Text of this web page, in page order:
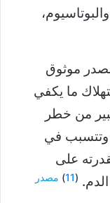
واحدة عام 2017 ، مصدر موثوق
ما يكفي
من خطر
وتتسبب في
على
(
11
) مصدر